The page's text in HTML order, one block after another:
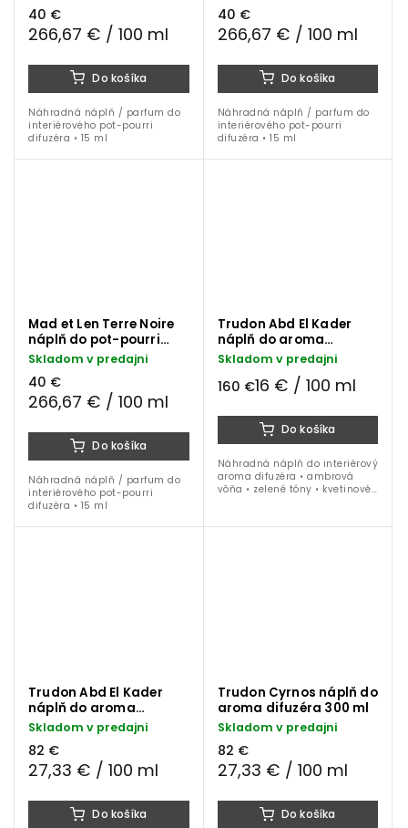
40 €
266,67 € / 100 ml
Do košíka
Náhradná náplň / parfum do
interiérového pot-pourri
difuzéra • 15 ml
40 €
266,67 € / 100 ml
Do košíka
Náhradná náplň / parfum do
interiérového pot-pourri
difuzéra • 15 ml
Mad et Len Terre Noire
náplň do pot-pourri
difuzéra 15 ml
Skladom v predajni
40 €
266,67 € / 100 ml
Do košíka
Náhradná náplň / parfum do
interiérového pot-pourri
difuzéra • 15 ml
Trudon Abd El Kader
náplň do aroma
difuzéra 1000 ml
Skladom v predajni
160 €16 € / 100 ml
Do košíka
Náhradná náplň do interiérový
aroma difuzéra • ambrová
vôňa • zelené tóny • kvetinové
Trudon Abd El Kader
náplň do aroma
difuzéra 300 ml
Skladom v predajni
82 €
27,33 € / 100 ml
Do košíka
Trudon Cyrnos náplň do
aroma difuzéra 300 ml
Skladom v predajni
82 €
27,33 € / 100 ml
Do košíka